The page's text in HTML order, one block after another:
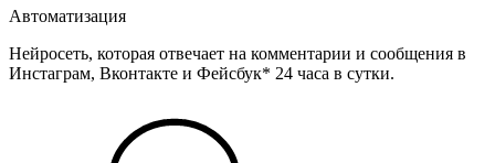
Автоматизация
Нейросеть, которая отвечает на комментарии и сообщения в
Инстаграм, Вконтакте и Фейсбук* 24 часа в сутки.